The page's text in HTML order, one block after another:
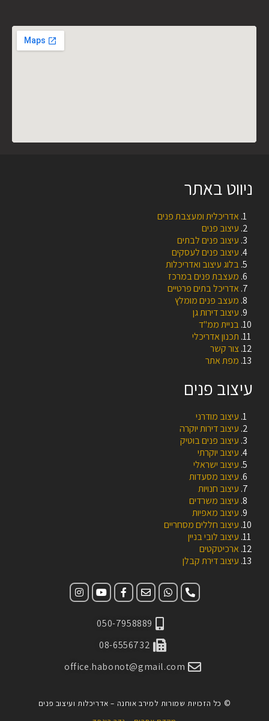
ניווט באתר
אדריכלית ומעצבת פנים
עיצוב פנים
עיצוב פנים לבתים
עיצוב פנים לעסקים
בלוג עיצוב ואדריכלות
מעצבת פנים במרכז
אדריכל בתים פרטיים
מעצב פנים מומלץ
עיצוב דירות גן
בניית ממ"ד
תכנון אדריכלי
צור קשר
מפת אתר
עיצוב פנים
עיצוב מודרני
עיצוב דירות יוקרה
עיצוב פנים בוטיק
עיצוב יוקרתי
עיצוב ישראלי
עיצוב מסעדות
עיצוב חנויות
עיצוב משרדים
עיצוב מאפיות
עיצוב חללים מסחריים
עיצוב לובי בניין
ארכיטקטים
עיצוב דירת קבלן
050-7958889
08-6556732
office.habonot@gmail.com
© כל הזכויות שמורות למירב אוחנה – אדריכלות ועיצוב פנים